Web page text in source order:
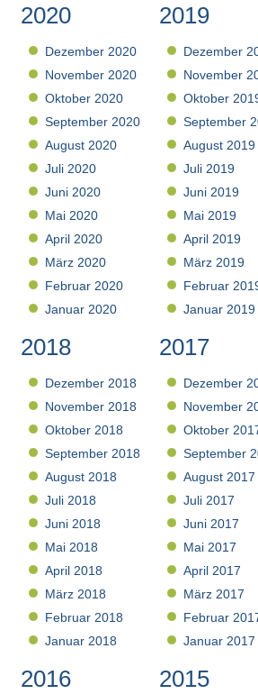
2020
Dezember 2020
November 2020
Oktober 2020
September 2020
August 2020
Juli 2020
Juni 2020
Mai 2020
April 2020
März 2020
Februar 2020
Januar 2020
2019
Dezember
November
Oktober
September
August 2019
Juli 2019
Juni 2019
Mai 2019
April 2019
März 2019
Februar
Januar 2019
2018
Dezember 2018
November 2018
Oktober 2018
September 2018
August 2018
Juli 2018
Juni 2018
Mai 2018
April 2018
März 2018
Februar 2018
Januar 2018
2017
Dezember
November
Oktober
September
August 2017
Juli 2017
Juni 2017
Mai 2017
April 2017
März 2017
Februar
Januar 2017
2016 2015